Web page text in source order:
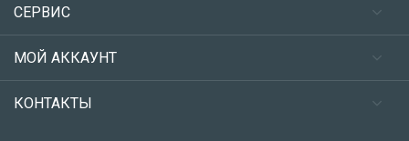
СЕРВИС
МОЙ АККАУНТ
КОНТАКТЫ